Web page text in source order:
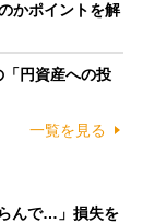
かポイントを解
「円資産への投
一覧を見る
んで…」損失を